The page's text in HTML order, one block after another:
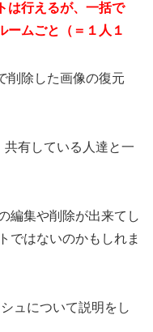
は行えるが、一括で
ームごと（＝１人１
削除した画像の復元
共有している人達と一
編集や削除が出来てし
ではないのかもしれま
ュについて説明をし